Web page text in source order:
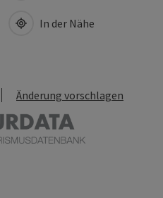
In der Nähe
Änderung vorschlagen